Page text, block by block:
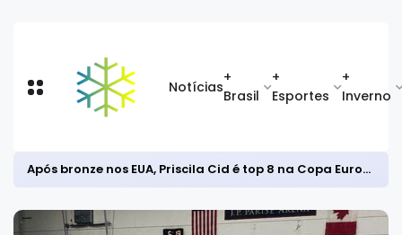
Notícias
+
Brasil
+
Esportes
+
Inverno
Após bronze nos EUA, Priscila Cid é top 8 na Copa Europeia de snowboard halfpipe